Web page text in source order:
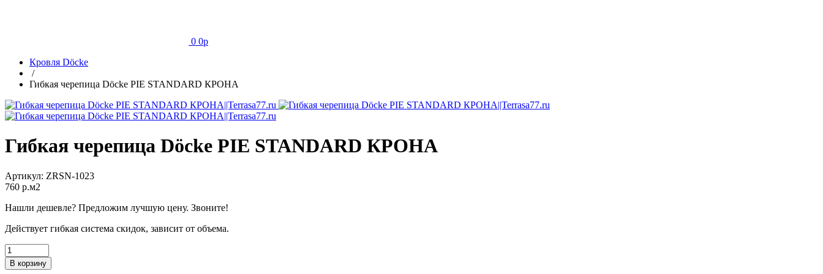
0 0p
Кровля Döcke
/
Гибкая черепица Döcke PIE STANDARD КРОНА
Гибкая черепица Döcke PIE STANDARD КРОНА
Артикул: ZRSN-1023
760 p.м2
Нашли дешевле? Предложим лучшую цену. Звоните!
Действует гибкая система скидок, зависит от объема.
В корзину